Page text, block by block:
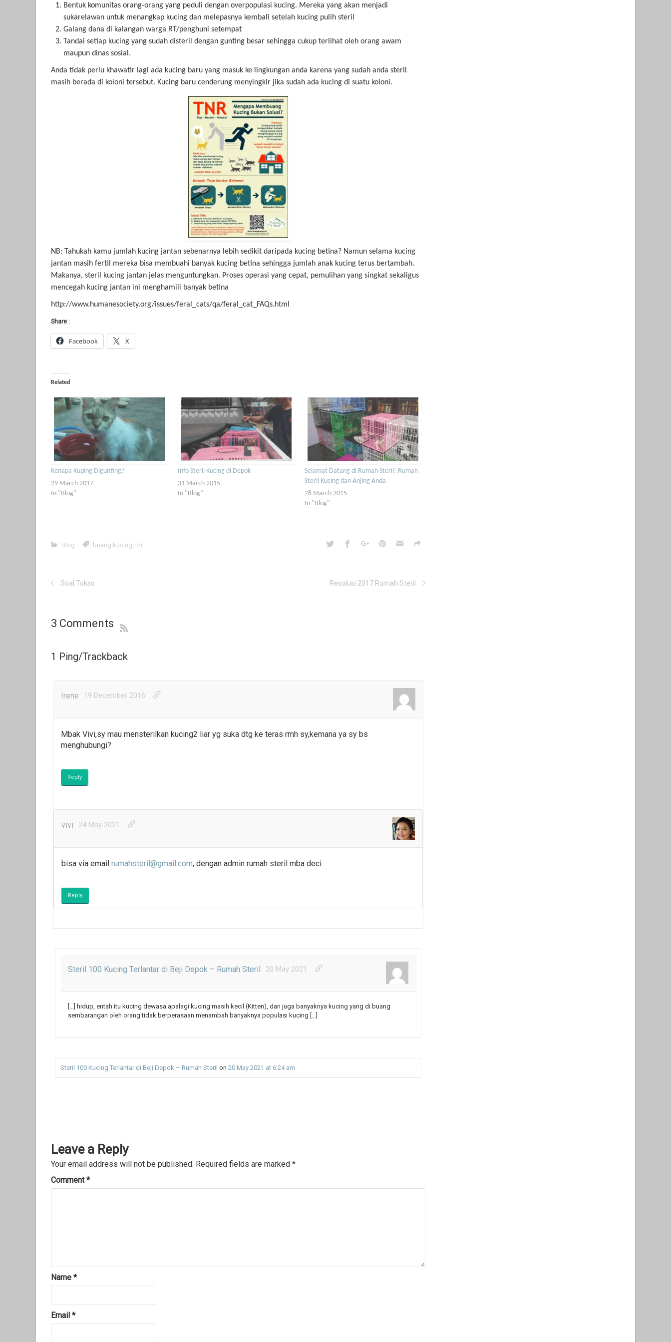
Bentuk komunitas orang-orang yang peduli dengan overpopulasi kucing. Mereka yang akan menjadi
sukarelawan untuk menangkap kucing dan melepasnya kembali setelah kucing pulih steril
Galang dana di kalangan warga RT/penghuni setempat
Tandai setiap kucing yang sudah disteril dengan gunting besar sehingga cukup terlihat oleh orang awam
maupun dinas sosial.
Anda tidak perlu khawatir lagi ada kucing baru yang masuk ke lingkungan anda karena yang sudah anda steril
masih berada di koloni tersebut. Kucing baru cenderung menyingkir jika sudah ada kucing di suatu koloni.
NB: Tahukah kamu jumlah kucing jantan sebenarnya lebih sedikit daripada kucing betina? Namun selama kucing
jantan masih fertil mereka bisa membuahi banyak kucing betina sehingga jumlah anak kucing terus bertambah.
Makanya, steril kucing jantan jelas menguntungkan. Proses operasi yang cepat, pemulihan yang singkat sekaligus
mencegah kucing jantan ini menghamili banyak betina
http://www.humanesociety.org/issues/feral_cats/qa/feral_cat_FAQs.html
Share :
Facebook X
Related
Kenapa Kuping Digunting?
29 March 2017
In "Blog"
Info Steril Kucing di Depok
31 March 2015
In "Blog"
Selamat Datang di Rumah Steril! Rumah
Steril Kucing dan Anjing Anda
28 March 2015
In "Blog"
Blog buang kucing tnr
Soal Tokso Resolusi 2017 Rumah Steril
3 Comments
1 Ping/Trackback
Irene 19 December 2016
Mbak Vivi,sy mau mensterilkan kucing2 liar yg suka dtg ke teras rmh sy,kemana ya sy bs
menghubungi?
Reply
vivi 24 May 2021
bisa via email rumahsteril@gmail.com, dengan admin rumah steril mba deci
Reply
Steril 100 Kucing Terlantar di Beji Depok – Rumah Steril 20 May 2021
[…] hidup, entah itu kucing dewasa apalagi kucing masih kecil (Kitten), dan juga banyaknya kucing yang di buang
sembarangan oleh orang tidak berperasaan menambah banyaknya populasi kucing […]
Steril 100 Kucing Terlantar di Beji Depok – Rumah Steril on 20 May 2021 at 6:24 am
Leave a Reply
Your email address will not be published. Required fields are marked *
Comment*
Name *
Email *